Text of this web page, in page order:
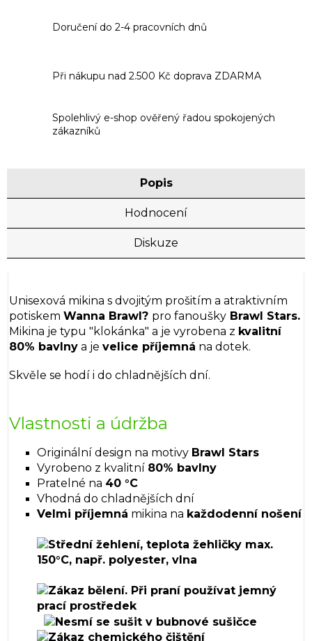
Doručení do 2-4 pracovních dnů
Při nákupu nad 2.500 Kč doprava ZDARMA
Spolehlivý e-shop ověřený řadou spokojených
zákazníků
Popis
Hodnocení
Diskuze
Unisexová mikina s dvojitým prošitím a atraktivním
potiskem Wanna Brawl? pro fanoušky Brawl Stars.
Mikina je typu "klokánka" a je vyrobena z kvalitní
80% bavlny a je velice příjemná na dotek.
Skvěle se hodí i do chladnějších dní.
Vlastnosti a údržba
Originální design na motivy Brawl Stars
Vyrobeno z kvalitní 80% bavlny
Pratelné na 40 °C
Vhodná do chladnějších dní
Velmi příjemná mikina na každodenní nošení